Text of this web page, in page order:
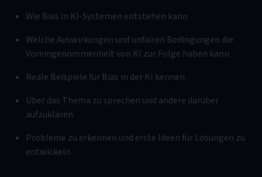
Wie Bias in KI-Systemen entstehen kann
Welche Auswirkungen und unfairen Bedingungen die
Voreingenommenheit von KI zur Folge haben kann
Reale Beispiele für Bias in der KI kennen
Über das Thema zu sprechen und andere darüber
aufzuklären
Probleme zu erkennen und erste Ideen für Lösungen zu
entwickeln